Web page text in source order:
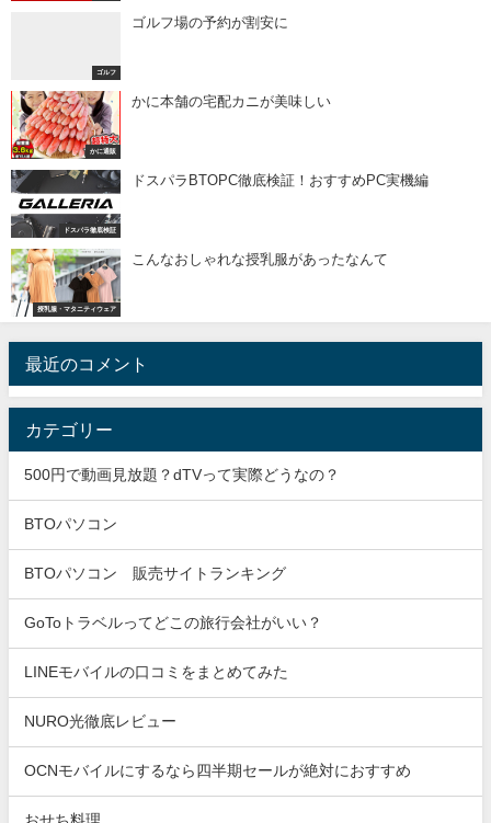
ゴルフ
ゴルフ場の予約が割安に
かに通販
かに本舗の宅配カニが美味しい
ドスパラ徹底検証
ドスパラBTOPC徹底検証！おすすめPC実機編
授乳服・マタニティウェア
こんなおしゃれな授乳服があったなんて
最近のコメント
カテゴリー
500円で動画見放題？dTVって実際どうなの？
BTOパソコン
BTOパソコン 販売サイトランキング
GoToトラベルってどこの旅行会社がいい？
LINEモバイルの口コミをまとめてみた
NURO光徹底レビュー
OCNモバイルにするなら四半期セールが絶対におすすめ